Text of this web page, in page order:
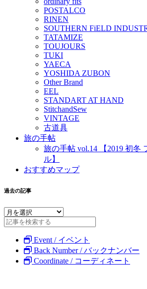
POSTALCO
RINEN
SOUTHERN FiELD
TATAMIZE
TOUJOURS
TUKI
YAECA
YOSHIDA ZUBON
Other Brand
EEL
STANDART AT HAND
StitchandSew
VINTAGE
古道具
旅の手帖
旅の手帖 vol.14 【2019 初冬
ル】
おすすめマップ
過去の記事
Event / イベント
Back Number / バックナンバー
Coordinate / コーディネート